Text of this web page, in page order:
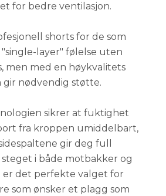
for bedre ventilasjon.
shorts for de som
layer" følelse uten
men med en høykvalitets
gir nødvendig støtte.
sikrer at fuktighet
fra kroppen umiddelbart,
gir deg full
i både motbakker og
er det perfekte valget for
som ønsker et plagg som